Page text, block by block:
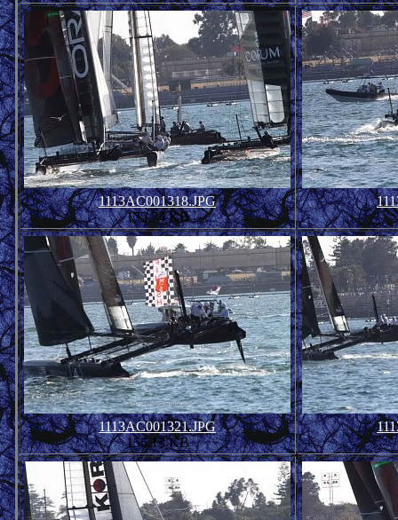
1113AC001318.JPG
175.74 KB
1113AC001321.JPG
156.13 KB